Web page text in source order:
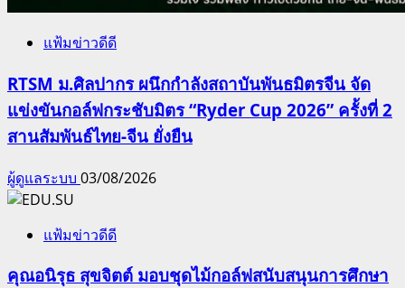
แฟ้มข่าวดีดี
RTSM ม.ศิลปากร ผนึกกำลังสถาบันพันธมิตรจีน จัด
แข่งขันกอล์ฟกระชับมิตร “Ryder Cup 2026” ครั้งที่ 2
สานสัมพันธ์ไทย-จีน ยั่งยืน
ผู้ดูแลระบบ 03/08/2026
แฟ้มข่าวดีดี
คุณอนิรุธ สุขจิตต์ มอบชุดไม้กอล์ฟสนับสนุนการศึกษา